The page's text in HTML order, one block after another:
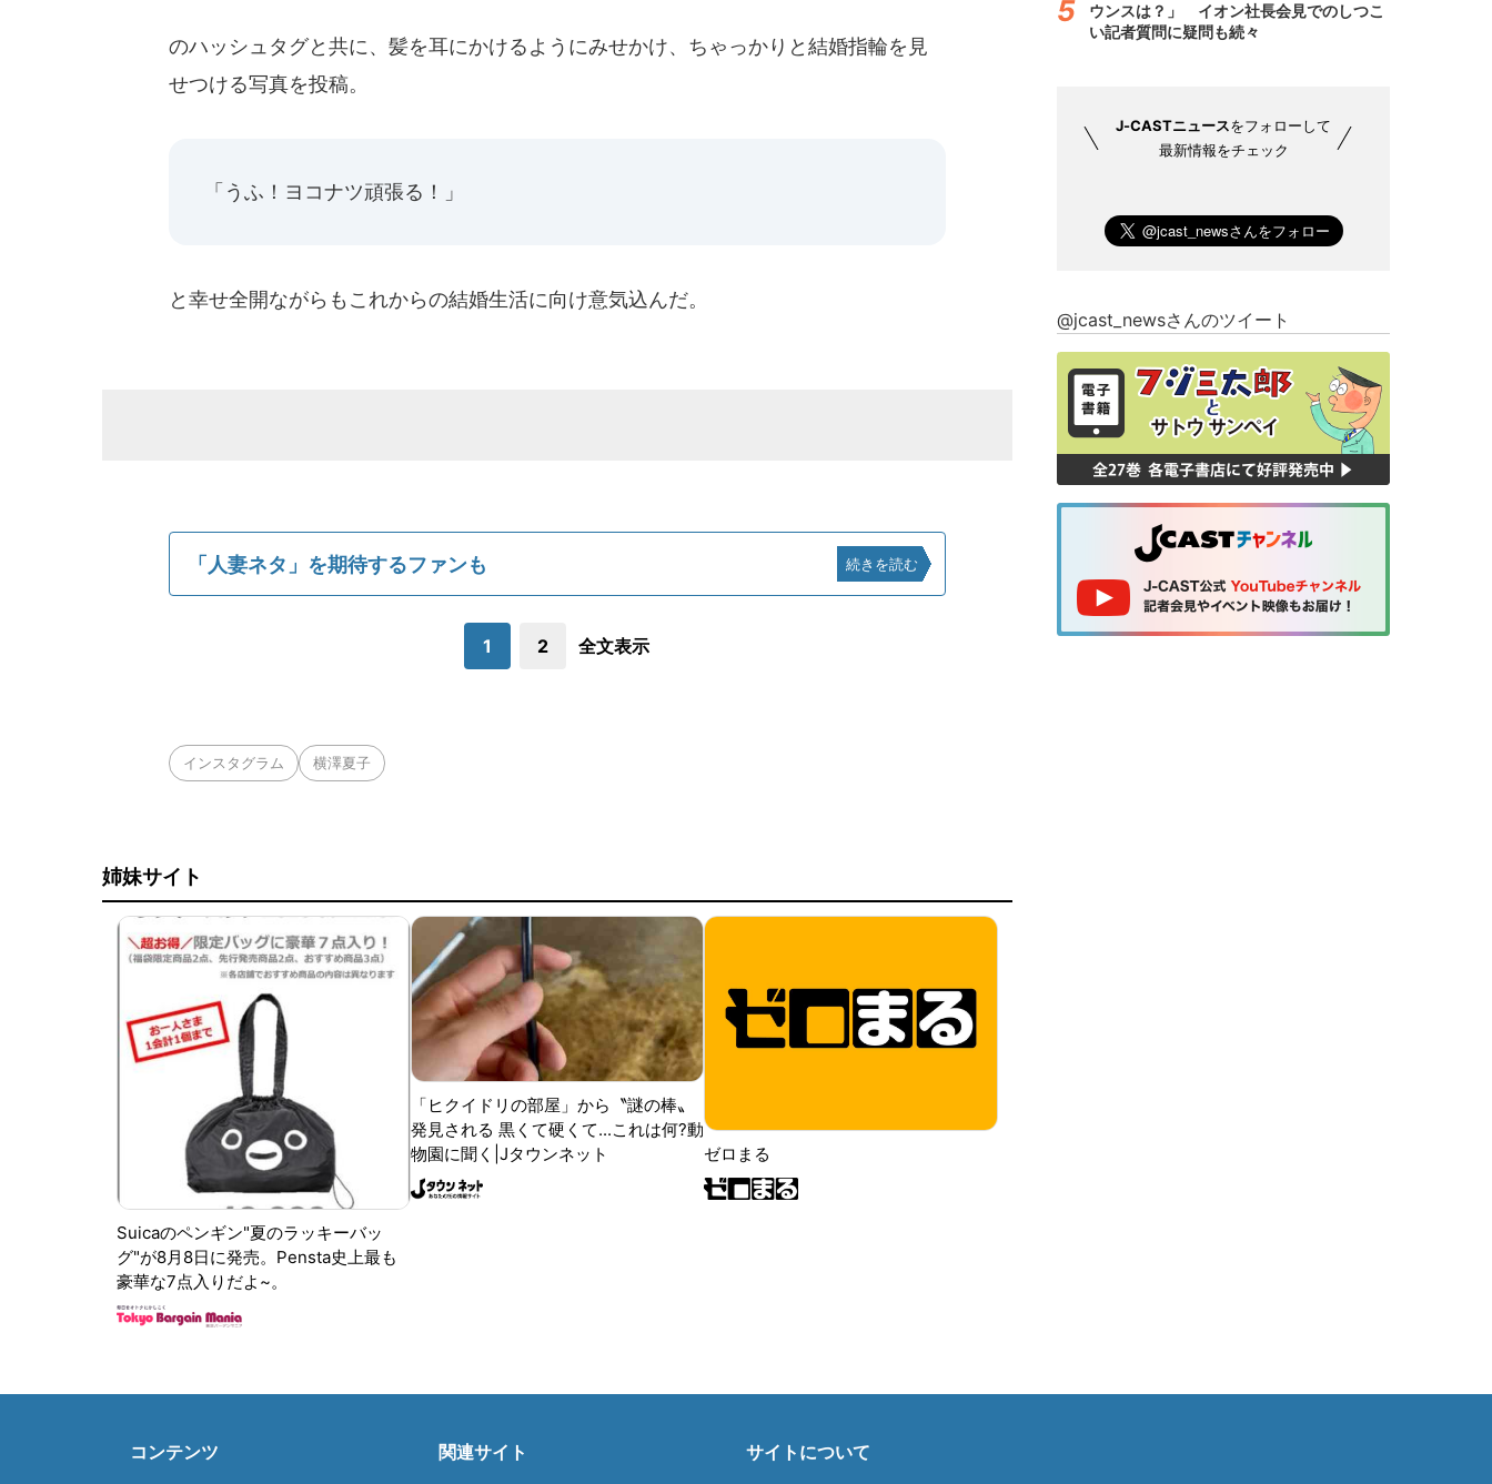
のハッシュタグと共に、髪を耳にかけるようにみせかけ、ちゃっかりと結婚指輪を見
せつける写真を投稿。
「うふ！ヨコナツ頑張る！」
と幸せ全開ながらもこれからの結婚生活に向け意気込んだ。
「人妻ネタ」を期待するファンも 続きを読む
1 2 全文表示
インスタグラム 横澤夏子
姉妹サイト
Suicaのペンギン"夏のラッキーバッ
グ"が8月8日に発売。Pensta史上最も
豪華な7点入りだよ~。
「ヒクイドリの部屋」から〝謎の棒〟
発見される 黒くて硬くて...これは何?動
物園に聞く|Jタウンネット
ゼロまる
ウンスは？」 イオン社長会見でのしつこ
い記者質問に疑問も続々
J-CASTニュースをフォローして
最新情報をチェック
@jcast_newsさんのツイート
コンテンツ 関連サイト サイトについて